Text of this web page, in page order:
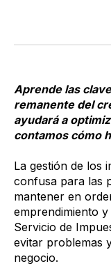
Aprende las
remanente del
ayudará a
contamos cómo
La gestión de los
confusa para las
mantener en
emprendimiento
Servicio de
evitar problemas
negocio.